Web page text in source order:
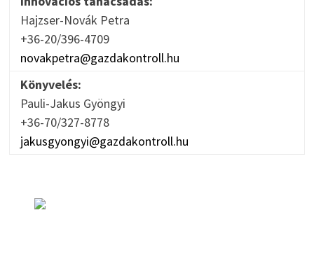
Hajzser-Novák Petra
+36-20/396-4709
novakpetra@gazdakontroll.hu
Könyvelés:
Pauli-Jakus Gyöngyi
+36-70/327-8778
jakusgyongyi@gazdakontroll.hu